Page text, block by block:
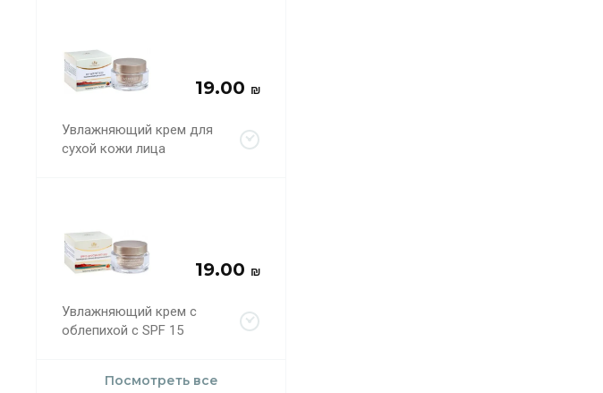
19.00 ₪
Увлажняющий крем для
сухой кожи лица
19.00 ₪
Увлажняющий крем с
облепихой с SPF 15
Посмотреть все